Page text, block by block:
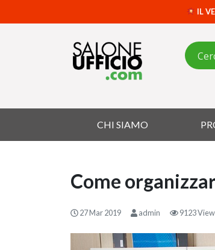
IL
CHI SIAMO
Come
27 Mar 2019 admin 9123